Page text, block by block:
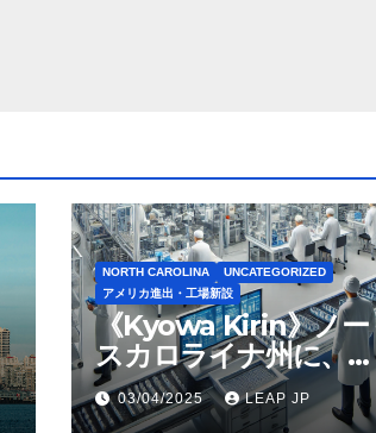
NORTH CAROLINA
UNCATEGORIZED
アメリカ進出・工場新設
《Kyowa Kirin》ノー
スカロライナ州に、北
米リージョン初の工場
建設を決定
03/04/2025 LEAP JP